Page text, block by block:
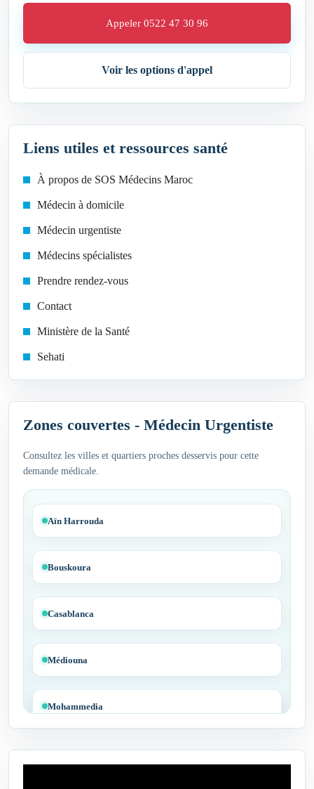
Appeler 0522 47 30 96
Voir les options d'appel
Liens utiles et ressources santé
À propos de SOS Médecins Maroc
Médecin à domicile
Médecin urgentiste
Médecins spécialistes
Prendre rendez-vous
Contact
Ministère de la Santé
Sehati
Zones couvertes - Médecin Urgentiste
Consultez les villes et quartiers proches desservis pour cette
demande médicale.
Aïn Harrouda
Bouskoura
Casablanca
Médiouna
Mohammedia
Tit Mellil